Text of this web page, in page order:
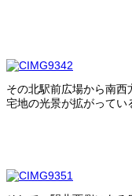
その北駅前広場から南
宅地の光景が拡がってい